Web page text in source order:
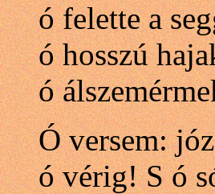
ó felette a
ó hosszú
ó
Ó versem:
ó vérig! S ó